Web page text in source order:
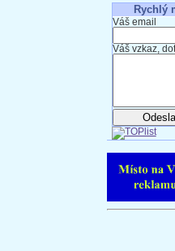
Rychlý
Váš email
Váš vzkaz,